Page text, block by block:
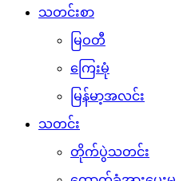
သတင်းစာ
မြဝတီ
ကြေးမုံ
မြန်မာ့အလင်း
သတင်း
တိုက်ပွဲသတင်း